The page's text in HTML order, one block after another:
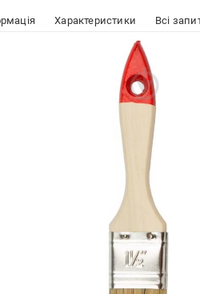
Характеристики Всі